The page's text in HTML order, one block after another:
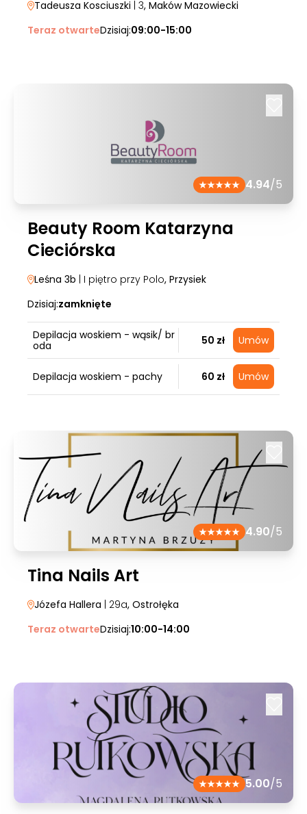
Tadeusza Kosciuszki | 3, Maków Mazowiecki
Teraz otwarteDzisiaj:09:00-15:00
4.94/5
Beauty Room Katarzyna
Cieciórska
Leśna 3b | I piętro przy Polo, Przysiek
Dzisiaj:zamknięte
Depilacja woskiem - wąsik/ br
oda
50 zł Umów
Depilacja woskiem - pachy 60 zł Umów
4.90/5
Tina Nails Art
Józefa Hallera | 29a, Ostrołęka
Teraz otwarteDzisiaj:10:00-14:00
5.00/5